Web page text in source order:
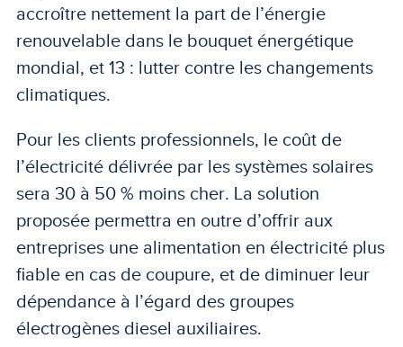
accroître nettement la part de l’énergie
renouvelable dans le bouquet énergétique
mondial, et 13 : lutter contre les changements
climatiques.
Pour les clients professionnels, le coût de
l’électricité délivrée par les systèmes solaires
sera 30 à 50 % moins cher. La solution
proposée permettra en outre d’offrir aux
entreprises une alimentation en électricité plus
fiable en cas de coupure, et de diminuer leur
dépendance à l’égard des groupes
électrogènes diesel auxiliaires.